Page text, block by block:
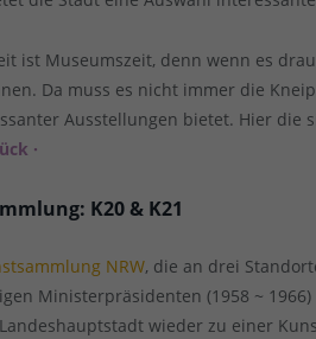
ist Museumszeit, denn wenn es
Da muss es nicht immer die
Ausstellungen bietet. Hier die
·
K20 & K21
NRW, die an drei
Ministerpräsidenten (1958 ~ 1966)
wieder zu einer